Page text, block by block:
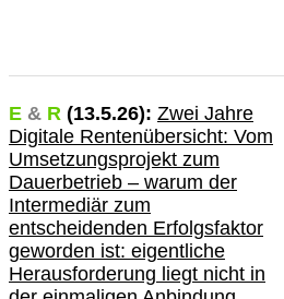
E & R (13.5.26): Zwei Jahre
Digitale Rentenübersicht: Vom
Umsetzungsprojekt zum
Dauerbetrieb – warum der
Intermediär zum
entscheidenden Erfolgsfaktor
geworden ist: eigentliche
Herausforderung liegt nicht in